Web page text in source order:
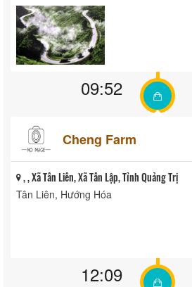
09:52
Cheng Farm
, , Xã Tân Liên, Xã Tân Lập, Tỉnh Quảng Trị
Tân Liên, Hướng Hóa
12:09